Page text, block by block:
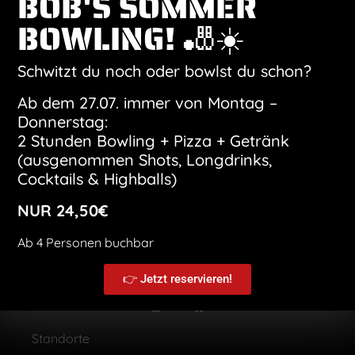
Kalender abonnieren
Standorte
BOWLING! 🎳☀️
Schwitzt du noch oder bowlst du schon?
Ab dem 27.07. immer von Montag –
Donnerstag:
2 Stunden Bowling + Pizza + Getränk
(ausgenommen Shots, Longdrinks,
Cocktails & Highballs)
NUR 24,50€
Ab 4 Personen buchbar
👉 Jetzt reservieren!